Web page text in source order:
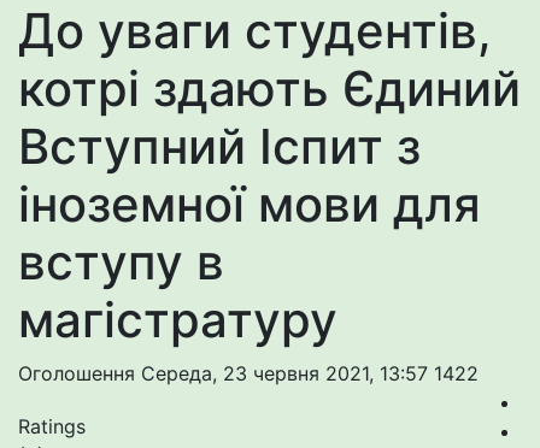
До уваги студентів,
котрі здають Єдиний
Вступний Іспит з
іноземної мови для
вступу в
магістратуру
Оголошення Середа, 23 червня 2021, 13:57 1422
Ratings